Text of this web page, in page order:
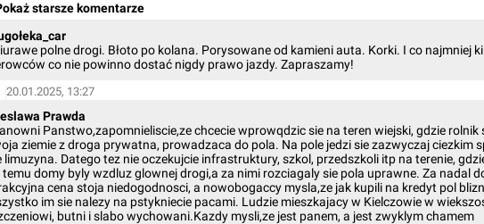
starsze komentarze
polne drogi. Błoto po kolana. Porysowane od kamieni auta. Korki. I co najmniej
co nie powinno dostać nigdy prawo jazdy. Zapraszamy!
20.01.2025, 13:27
Prawda
Panstwo,zapomnieliscie,ze chcecie wprowqdzic sie na teren wiejski, gdzie rolnik
ziemie z droga prywatna, prowadzaca do pola. Na pole jedzi sie zazwyczaj ciezkim
limuzyna. Datego tez nie oczekujcie infrastruktury, szkol, przedszkoli itp na terenie,
temu domy byly wzdluz glownej drogi,a za nimi rozciagaly sie pola uprawne. Za nadal
cena stoja niedogodnosci, a nowobogaccy mysla,ze jak kupili na kredyt pol
im sie nalezy na pstykniecie pacami. Ludzie mieszkajacy w Kielczowie w
butni i slabo wychowani.Kazdy mysli,ze jest panem, a jest zwyklym chamem